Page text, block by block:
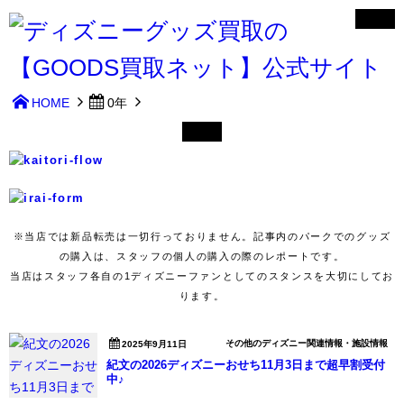
HOME 0年
※当店では新品転売は一切行っておりません。記事内のパークでのグッズ
の購入は、スタッフの個人の購入の際のレポートです。
当店はスタッフ各自の1ディズニーファンとしてのスタンスを大切にしてお
ります。
2025年9月11日 その他のディズニー関連情報・施設情報
紀文の2026ディズニーおせち11月3日まで超早割受付
中♪